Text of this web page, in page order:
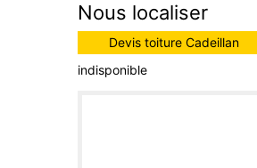
Nous localiser
Devis toiture Cadeillan
indisponible